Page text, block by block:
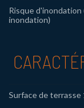
Risque d'inondation
inondation)
Surface de terrasse